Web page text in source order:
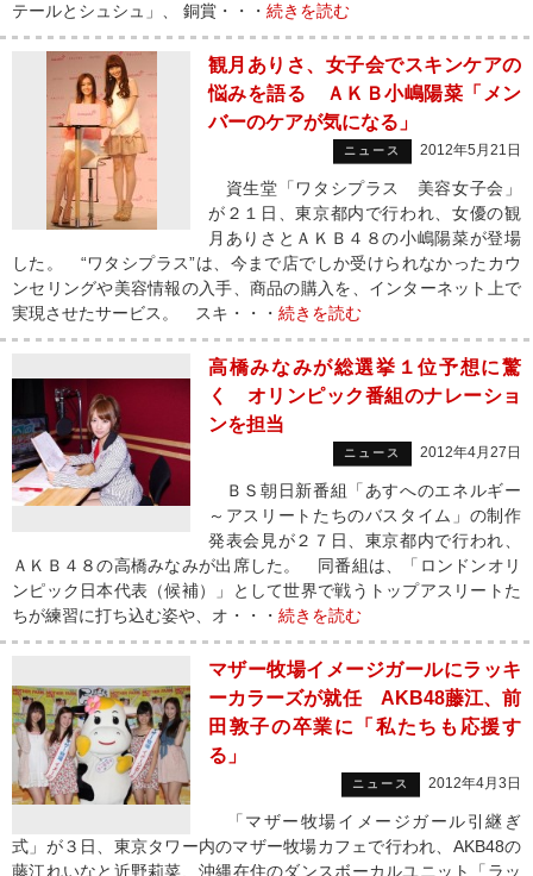
テールとシュシュ」、 銅賞・・・ 続きを読む
観月ありさ、女子会でスキンケアの
悩みを語る ＡＫＢ小嶋陽菜「メン
バーのケアが気になる」
ニュース 2012年5月21日
資生堂「ワタシプラス 美容女子会」
が２１日、東京都内で行われ、女優の観
月ありさとＡＫＢ４８の小嶋陽菜が登場
した。 “ワタシプラス”は、今まで店でしか受けられなかったカウ
ンセリングや美容情報の入手、商品の購入を、インターネット上で
実現させたサービス。 スキ・・・ 続きを読む
高橋みなみが総選挙１位予想に驚
く オリンピック番組のナレーショ
ンを担当
ニュース 2012年4月27日
ＢＳ朝日新番組「あすへのエネルギー
～アスリートたちのバスタイム」の制作
発表会見が２７日、東京都内で行われ、
ＡＫＢ４８の高橋みなみが出席した。 同番組は、「ロンドンオリ
ンピック日本代表（候補）」として世界で戦うトップアスリートた
ちが練習に打ち込む姿や、オ・・・ 続きを読む
マザー牧場イメージガールにラッキ
ーカラーズが就任 AKB48藤江、前
田敦子の卒業に「私たちも応援す
る」
ニュース 2012年4月3日
「マザー牧場イメージガール引継ぎ
式」が３日、東京タワー内のマザー牧場カフェで行われ、AKB48の
藤江れいなと近野莉菜、沖縄在住のダンスボーカルユニット「ラッ